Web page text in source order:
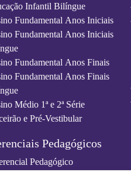
Infantil Bilíngue
Fundamental Anos Iniciais
Fundamental Anos Iniciais
Fundamental Anos Finais
Fundamental Anos Finais
Médio 1ª e 2ª Série
e Pré-Vestibular
Pedagógicos
Pedagógico